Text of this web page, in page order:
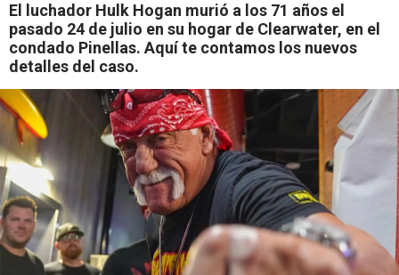
d
El luchador Hulk Hogan murió a los 71 años el
pasado 24 de julio en su hogar de Clearwater, en el
condado Pinellas. Aquí te contamos los nuevos
detalles del caso.